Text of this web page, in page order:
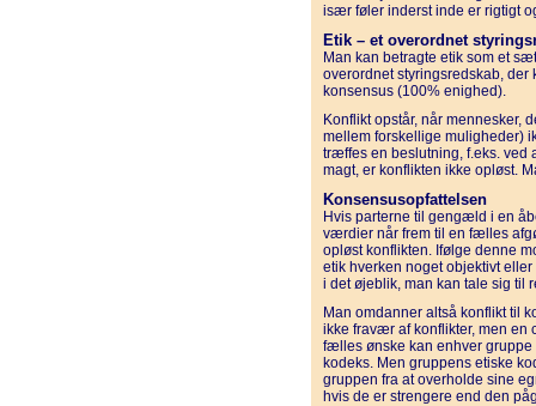
især føler inderst inde er rigtigt
Etik – et overordnet
Man kan betragte etik som et
overordnet styringsredskab,
konsensus (100% enighed).
Konflikt opstår, når mennesker,
mellem forskellige muligheder)
træffes en beslutning, f.eks. ved
magt, er konflikten ikke opløst.
Konsensusopfattelsen
Hvis parterne til gengæld i en
værdier når frem til en fælles
opløst konflikten. Ifølge denne
etik hverken noget objektivt
i det øjeblik, man kan tale sig til
Man omdanner altså konflikt til
ikke fravær af konflikter, men en
fælles ønske kan enhver
kodeks. Men gruppens etiske
gruppen fra at overholde sine
hvis de er strengere end den